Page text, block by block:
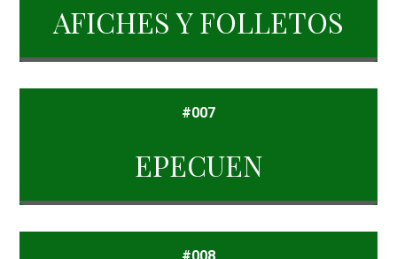
AFICHES Y FOLLETOS
#007
EPECUEN